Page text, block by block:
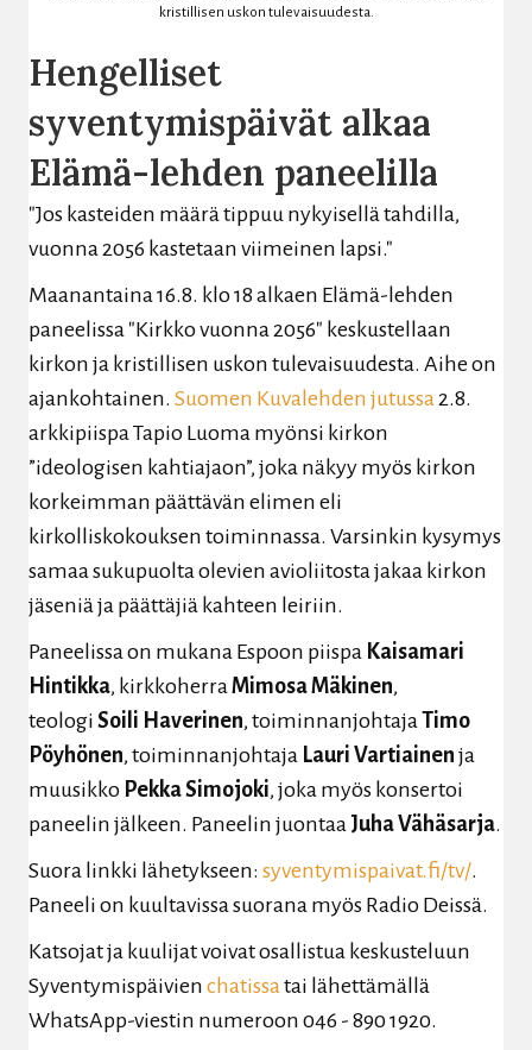
kristillisen uskon tulevaisuudesta.
Hengelliset
syventymispäivät alkaa
Elämä-lehden paneelilla
"Jos kasteiden määrä tippuu nykyisellä tahdilla,
vuonna 2056 kastetaan viimeinen lapsi."
Maanantaina 16.8. klo 18 alkaen Elämä-lehden
paneelissa "Kirkko vuonna 2056" keskustellaan
kirkon ja kristillisen uskon tulevaisuudesta. Aihe on
ajankohtainen. Suomen Kuvalehden jutussa2.8.
arkkipiispa Tapio Luoma myönsi kirkon
”ideologisen kahtiajaon”, joka näkyy myös kirkon
korkeimman päättävän elimen eli
kirkolliskokouksen toiminnassa. Varsinkin kysymys
samaa sukupuolta olevien avioliitosta jakaa kirkon
jäseniä ja päättäjiä kahteen leiriin.
Paneelissa on mukana Espoon piispa Kaisamari
Hintikka, kirkkoherraMimosa Mäkinen,
teologi Soili Haverinen, toiminnanjohtajaTimo
Pöyhönen, toiminnanjohtaja Lauri Vartiainen ja
muusikko Pekka Simojoki, joka myös konsertoi
paneelin jälkeen. Paneelin juontaaJuha Vähäsarja.
Suora linkki lähetykseen: syventymispaivat.fi/tv/.
Paneeli on kuultavissa suorana myös Radio Deissä.
Katsojat ja kuulijat voivat osallistua keskusteluun
Syventymispäivien chatissatai lähettämällä
WhatsApp-viestin numeroon 046 - 890 1920.